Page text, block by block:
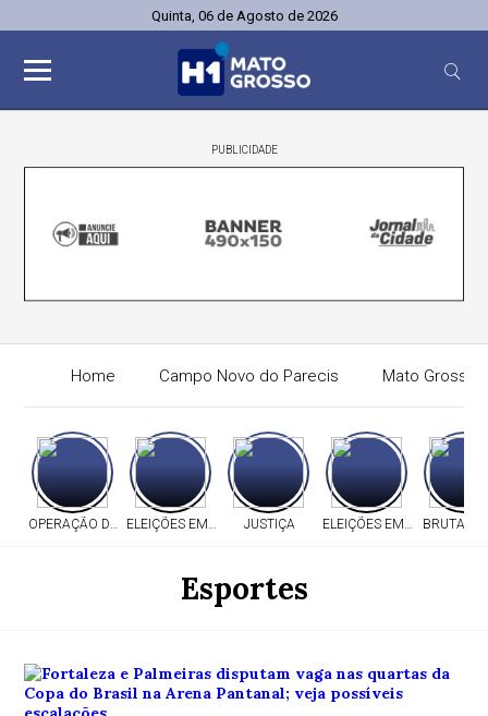
Quinta, 06 de Agosto de 2026
PUBLICIDADE
Home Campo Novo do Parecis Mato Grosso
OPERAÇÃO DA PFELEIÇÕES EM MT JUSTIÇA ELEIÇÕES EM MT
Esportes